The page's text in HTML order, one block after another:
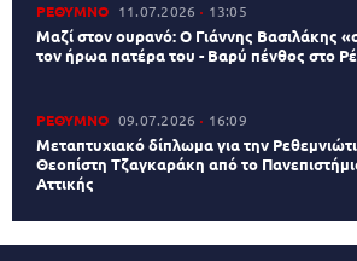
ΡΕΘΥΜΝΟ 11.07.2026 13:05
Μαζί στον ουρανό: Ο Γιάννης Βασιλάκης
τον ήρωα πατέρα του - Βαρύ πένθος στο
ΡΕΘΥΜΝΟ 09.07.2026 16:09
Μεταπτυχιακό δίπλωμα για την
Θεοπίστη Τζαγκαράκη από το
Αττικής